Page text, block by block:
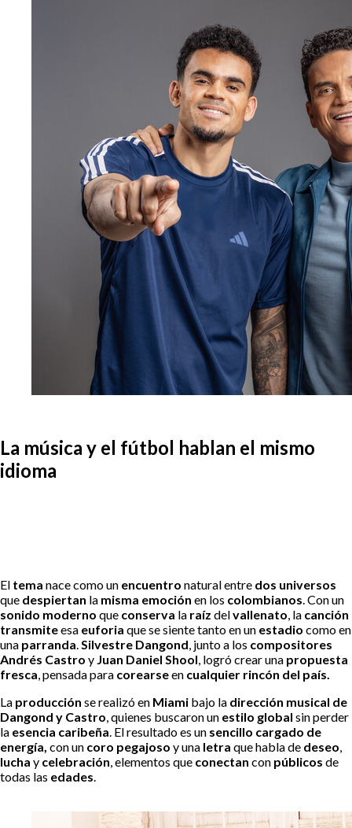
La música y el fútbol hablan el mismo
idioma
El tema nace como un encuentro natural entre dos universos
que despiertan la misma emoción en los colombianos . Con un
sonido moderno que conserva la raíz delvallenato , la canción
transmiteesa euforia que se siente tanto en un estadio como en
una parranda Silvestre Dangond , junto a los compositores
Andrés Castro y Juan Daniel Shool , logró crear una propuesta
fresca , pensada para corearseen cualquier rincón del país.
La producción se realizó en Miami bajo la dirección musical de
Dangond y Castro , quienes buscaron un estilo global sin perder
la esencia caribeña . El resultado es un sencillo cargado de
energía, con un coro pegajoso y una letra que habla de deseo
lucha y celebración , elementos que conectan con públicos de
todas las edades